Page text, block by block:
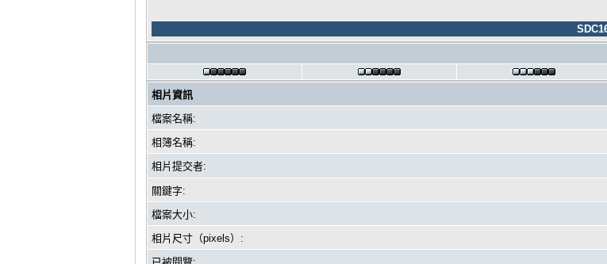
相片資訊
檔案名稱:
相簿名稱:
相片提交者:
關鍵字:
檔案大小:
相片尺寸（pixels）: